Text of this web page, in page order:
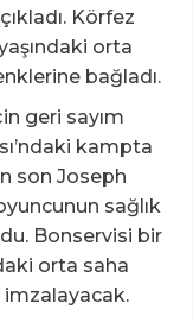
Körfez
orta
bağladı.
geri sayım
kampta
son Joseph
sağlık
Bonservisi bir
orta saha
imzalayacak.